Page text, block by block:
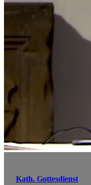
Kath. Gottesdienst